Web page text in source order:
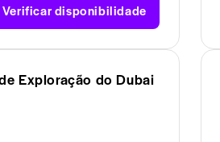
Verificar disponibilidade
Exploração do Dubai